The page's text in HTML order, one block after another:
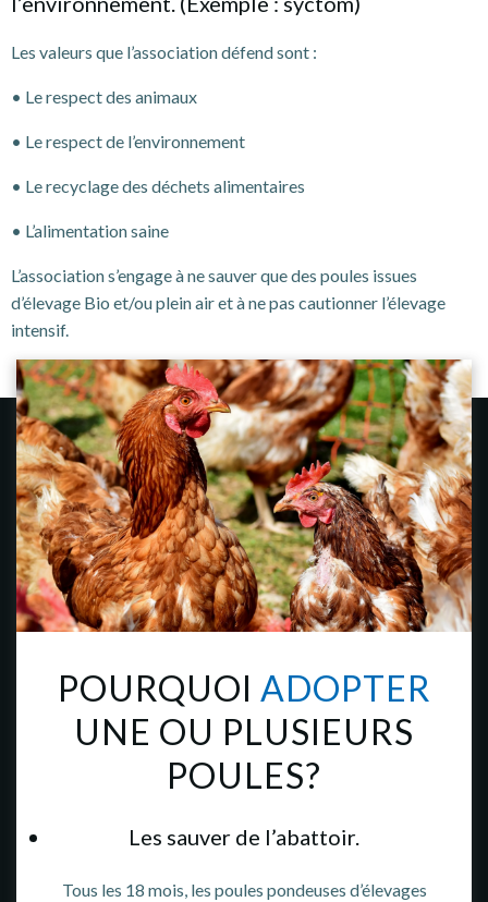
Les valeurs que l’association défend sont :
• Le respect des animaux
• Le respect de l’environnement
• Le recyclage des déchets alimentaires
• L’alimentation saine
L’association s’engage à ne sauver que des poules issues
d’élevage Bio et/ou plein air et à ne pas cautionner l’élevage
intensif.
POURQUOI ADOPTER
UNE OU PLUSIEURS
POULES?
Les sauver de l’abattoir.
Tous les 18 mois, les poules pondeuses d’élevages